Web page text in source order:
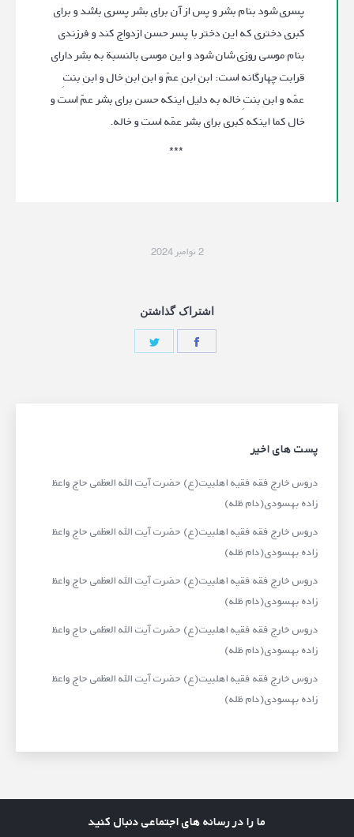
پسری شود بنام بشر و پس از آن برای بشر پسری باشد و برای
کبری دختری که این دختر با پسر حسن ازدواج کند و فرزندی
بنام موسی روزی شان شود و این موسی بالنسبة به بشر دارای
قرابت چهارگانه است: ابنِ ابنِ عمّ و ابنِ ابنِ خال و ابنِ بنتِ
عمّه و ابنِ بنتِ خاله به دلیل اینکه حسن برای بشر عمّ است و
خال کما اینکه کبری برای بشر عمّه است و خاله.
***
2 نوامبر 2024
اشتراک گذاشتن
پست های اخیر
دروس خارج فقه فقیه اهلبیت(ع) حضرت آیت الله العظمی حاج واعظ
زاده بهسودی(دام ظله)
دروس خارج فقه فقیه اهلبیت(ع) حضرت آیت الله العظمی حاج واعظ
زاده بهسودی(دام ظله)
دروس خارج فقه فقیه اهلبیت(ع) حضرت آیت الله العظمی حاج واعظ
زاده بهسودی(دام ظله)
دروس خارج فقه فقیه اهلبیت(ع) حضرت آیت الله العظمی حاج واعظ
زاده بهسودی(دام ظله)
دروس خارج فقه فقیه اهلبیت(ع) حضرت آیت الله العظمی حاج واعظ
زاده بهسودی(دام ظله)
ما را در رسانه های اجتماعی دنبال کنید